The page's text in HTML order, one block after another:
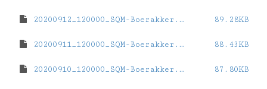
20200912_120000_SQM-Boerakker.dat 89.28KB
20200911_120000_SQM-Boerakker.dat 88.43KB
20200910_120000_SQM-Boerakker.dat 87.80KB